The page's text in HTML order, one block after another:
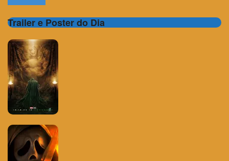
Trailer e Poster do Dia